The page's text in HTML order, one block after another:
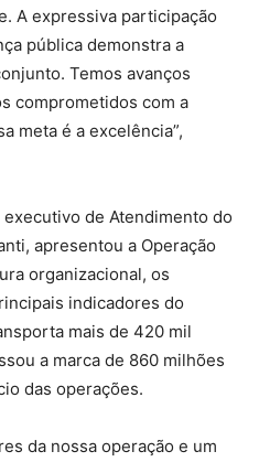
A expressiva participação
pública demonstra a
Temos avanços
comprometidos com a
meta é a excelência”,
de Atendimento do
apresentou a Operação
organizacional, os
indicadores do
mais de 420 mil
a marca de 860 milhões
das operações.
da nossa operação e um